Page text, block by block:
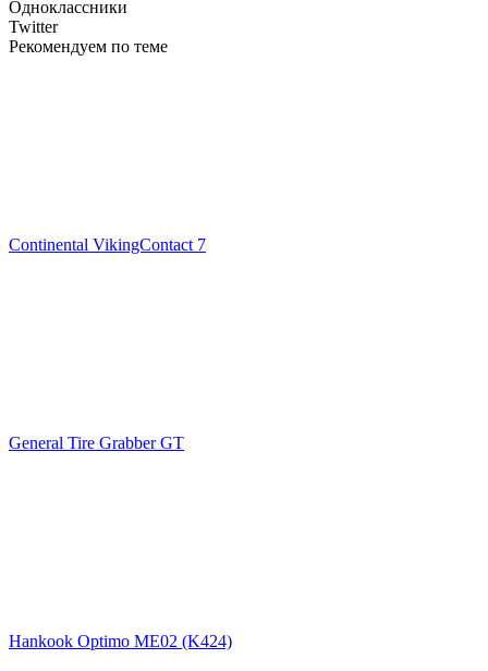
Одноклассники
Twitter
Рекомендуем по теме
Continental VikingContact 7
General Tire Grabber GT
Hankook Optimo ME02 (K424)